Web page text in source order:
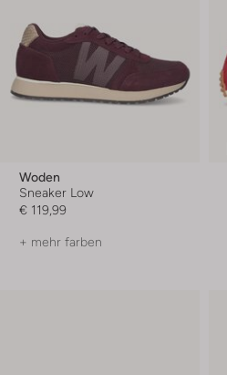
Woden
Sneaker Low
€ 119,99
+ mehr farben